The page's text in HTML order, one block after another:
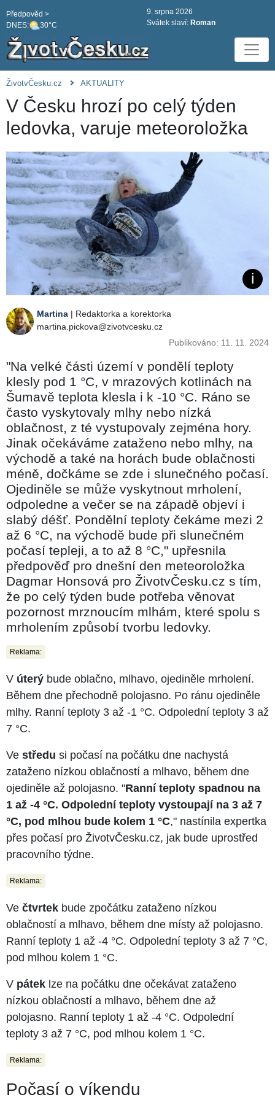
DNES: 30°C
Předpověd >
9. srpna 2026
Svátek slaví: Roman
ŽivotvČesku.cz AKTUALITY
V Česku hrozí po celý týden
ledovka, varuje meteoroložka
Martina | Redaktorka a korektorka
martina.pickova@zivotvcesku.cz
Publikováno: 11. 11. 2024
"Na velké části území v pondělí teploty
klesly pod 1 °C, v mrazových kotlinách na
Šumavě teplota klesla i k -10 °C. Ráno se
často vyskytovaly mlhy nebo nízká
oblačnost, z té vystupovaly zejména hory.
Jinak očekáváme zataženo nebo mlhy, na
východě a také na horách bude oblačnosti
méně, dočkáme se zde i slunečného počasí.
Ojediněle se může vyskytnout mrholení,
odpoledne a večer se na západě objeví i
slabý déšť. Pondělní teploty čekáme mezi 2
až 6 °C, na východě bude při slunečném
počasí tepleji, a to až 8 °C," upřesnila
předpověď pro dnešní den meteoroložka
Dagmar Honsová pro ŽivotvČesku.cz s tím,
že po celý týden bude potřeba věnovat
pozornost mrznoucím mlhám, které spolu s
mrholením způsobí tvorbu ledovky.
Reklama:
V úterý bude oblačno, mlhavo, ojediněle mrholení.
Během dne přechodně polojasno. Po ránu ojediněle
mlhy. Ranní teploty 3 až -1 °C. Odpolední teploty 3 až
7 °C.
Ve středu si počasí na počátku dne nachystá
zataženo nízkou oblačností a mlhavo, během dne
ojediněle až polojasno. "Ranní teploty spadnou na
1 až -4 °C. Odpolední teploty vystoupají na 3 až 7
°C, pod mlhou bude kolem 1 °C," nastínila expertka
přes počasí pro ŽivotvČesku.cz, jak bude uprostřed
pracovního týdne.
Reklama:
Ve čtvrtek bude zpočátku zataženo nízkou
oblačností a mlhavo, během dne místy až polojasno.
Ranní teploty 1 až -4 °C. Odpolední teploty 3 až 7 °C,
pod mlhou kolem 1 °C.
V pátek lze na počátku dne očekávat zataženo
nízkou oblačností a mlhavo, během dne až
polojasno. Ranní teploty 1 až -4 °C. Odpolední
teploty 3 až 7 °C, pod mlhou kolem 1 °C.
Reklama:
Počasí o víkendu